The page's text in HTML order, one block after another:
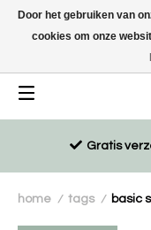
Duurzaam, eco-
Gratis
home / tags / basic
Door het gebruiken van
cookies om onze